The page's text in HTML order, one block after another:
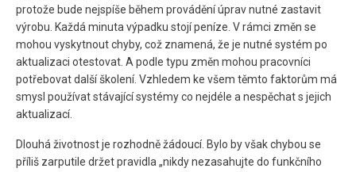
protože bude nejspíše během provádění úprav nutné zastavit
výrobu. Každá minuta výpadku stojí peníze. V rámci změn se
mohou vyskytnout chyby, což znamená, že je nutné systém po
aktualizaci otestovat. A podle typu změn mohou pracovníci
potřebovat další školení. Vzhledem ke všem těmto faktorům má
smysl používat stávající systémy co nejdéle a nespěchat s jejich
aktualizací.
Dlouhá životnost je rozhodně žádoucí. Bylo by však chybou se
příliš zarputile držet pravidla „nikdy nezasahujte do funkčního